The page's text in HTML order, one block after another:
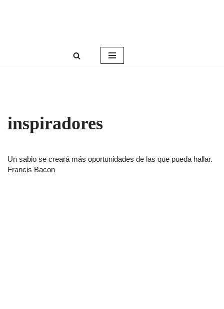
inspiradores
Un sabio se creará más oportunidades de las que pueda hallar.
Francis Bacon